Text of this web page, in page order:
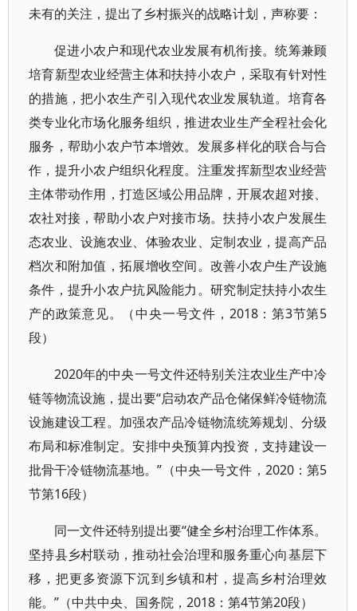
未有的关注，提出了乡村振兴的战略计划，声称要：
促进小农户和现代农业发展有机衔接。统筹兼顾
培育新型农业经营主体和扶持小农户，采取有针对性
的措施，把小农生产引入现代农业发展轨道。培育各
类专业化市场化服务组织，推进农业生产全程社会化
服务，帮助小农户节本增效。发展多样化的联合与合
作，提升小农户组织化程度。注重发挥新型农业经营
主体带动作用，打造区域公用品牌，开展农超对接、
农社对接，帮助小农户对接市场。扶持小农户发展生
态农业、设施农业、体验农业、定制农业，提高产品
档次和附加值，拓展增收空间。改善小农户生产设施
条件，提升小农户抗风险能力。研究制定扶持小农生
产的政策意见。（中央一号文件，2018：第3节第5
段）
2020年的中央一号文件还特别关注农业生产中冷
链等物流设施，提出要“启动农产品仓储保鲜冷链物流
设施建设工程。加强农产品冷链物流统筹规划、分级
布局和标准制定。安排中央预算内投资，支持建设一
批骨干冷链物流基地。”（中央一号文件，2020：第5
节第16段）
同一文件还特别提出要“健全乡村治理工作体系。
坚持县乡村联动，推动社会治理和服务重心向基层下
移，把更多资源下沉到乡镇和村，提高乡村治理效
能。”（中共中央、国务院，2018：第4节第20段）